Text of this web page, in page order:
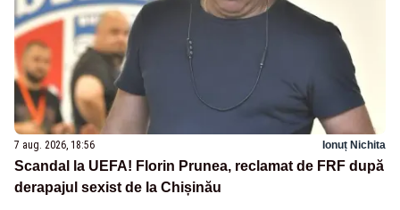
7 aug. 2026, 18:56 Ionuț Nichita
Scandal la UEFA! Florin Prunea, reclamat de FRF după
derapajul sexist de la Chișinău